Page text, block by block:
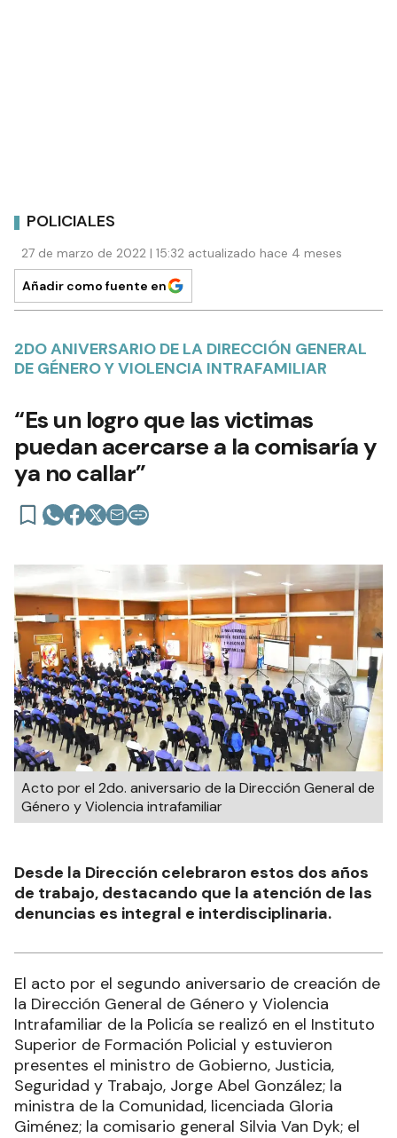
POLICIALES
27 de marzo de 2022 | 15:32 actualizado hace 4 meses
Añadir como fuente en
2DO ANIVERSARIO DE LA DIRECCIÓN GENERAL
DE GÉNERO Y VIOLENCIA INTRAFAMILIAR
“Es un logro que las victimas
puedan acercarse a la comisaría y
ya no callar”
Acto por el 2do. aniversario de la Dirección General de
Género y Violencia intrafamiliar
Desde la Dirección celebraron estos dos años
de trabajo, destacando que la atención de las
denuncias es integral e interdisciplinaria.
El acto por el segundo aniversario de creación de
la Dirección General de Género y Violencia
Intrafamiliar de la Policía se realizó en el Instituto
Superior de Formación Policial y estuvieron
presentes el ministro de Gobierno, Justicia,
Seguridad y Trabajo, Jorge Abel González; la
ministra de la Comunidad, licenciada Gloria
Giménez; la comisario general Silvia Van Dyk; el